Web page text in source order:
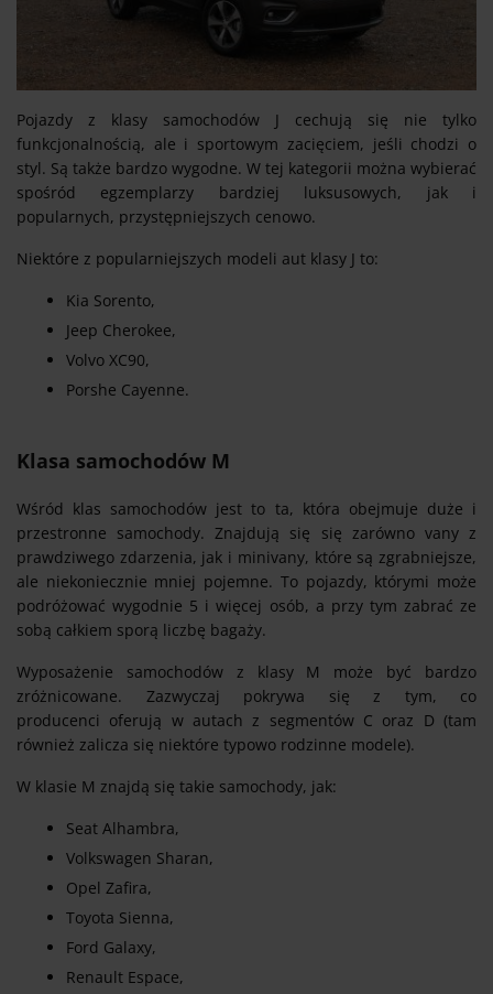
Pojazdy z klasy samochodów J cechują się nie tylko
funkcjonalnością, ale i sportowym zacięciem, jeśli chodzi o
styl. Są także bardzo wygodne. W tej kategorii można wybierać
spośród egzemplarzy bardziej luksusowych, jak i
popularnych, przystępniejszych cenowo.
Niektóre z popularniejszych modeli aut klasy J to:
Kia Sorento,
Jeep Cherokee,
Volvo XC90,
Porshe Cayenne.
Klasa samochodów M
Wśród klas samochodów jest to ta, która obejmuje duże i
przestronne samochody. Znajdują się się zarówno vany z
prawdziwego zdarzenia, jak i minivany, które są zgrabniejsze,
ale niekoniecznie mniej pojemne. To pojazdy, którymi może
podróżować wygodnie 5 i więcej osób, a przy tym zabrać ze
sobą całkiem sporą liczbę bagaży.
Wyposażenie samochodów z klasy M może być bardzo
zróżnicowane. Zazwyczaj pokrywa się z tym, co
producenci oferują w autach z segmentów C oraz D (tam
również zalicza się niektóre typowo rodzinne modele).
W klasie M znajdą się takie samochody, jak:
Seat Alhambra,
Volkswagen Sharan,
Opel Zafira,
Toyota Sienna,
Ford Galaxy,
Renault Espace,